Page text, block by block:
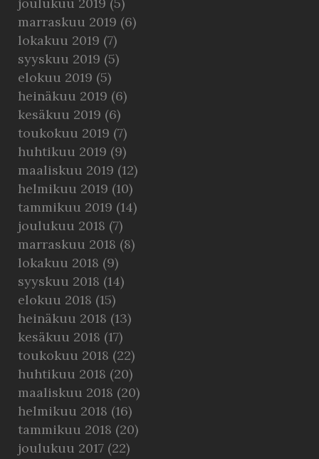
marraskuu 2019 (6)
lokakuu 2019 (7)
syyskuu 2019 (5)
elokuu 2019 (5)
heinäkuu 2019 (6)
kesäkuu 2019 (6)
toukokuu 2019 (7)
huhtikuu 2019 (9)
maaliskuu 2019 (12)
helmikuu 2019 (10)
tammikuu 2019 (14)
joulukuu 2018 (7)
marraskuu 2018 (8)
lokakuu 2018 (9)
syyskuu 2018 (14)
elokuu 2018 (15)
heinäkuu 2018 (13)
kesäkuu 2018 (17)
toukokuu 2018 (22)
huhtikuu 2018 (20)
maaliskuu 2018 (20)
helmikuu 2018 (16)
tammikuu 2018 (20)
joulukuu 2017 (22)